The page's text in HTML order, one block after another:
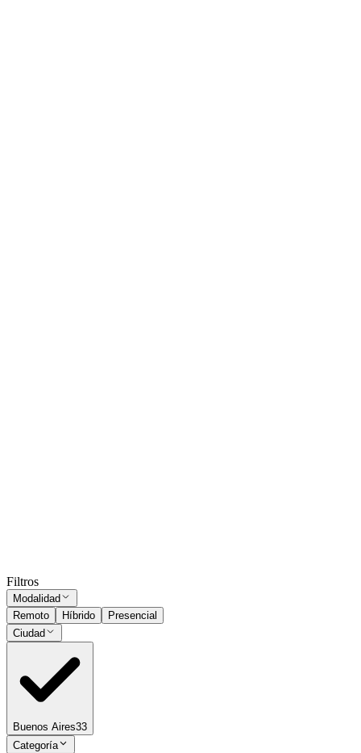
Filtros
Modalidad
Remoto
Híbrido
Presencial
Ciudad
Buenos Aires33
Categoría